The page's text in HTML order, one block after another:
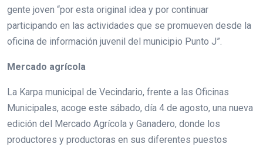
gente joven “por esta original idea y por continuar
participando en las actividades que se promueven desde la
oficina de información juvenil del municipio Punto J”.
Mercado agrícola
La Karpa municipal de Vecindario, frente a las Oficinas
Municipales, acoge este sábado, día 4 de agosto, una nueva
edición del Mercado Agrícola y Ganadero, donde los
productores y productoras en sus diferentes puestos